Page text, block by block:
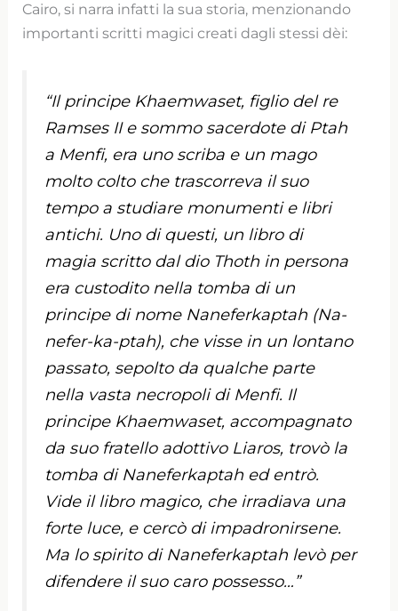
Cairo, si narra infatti la sua storia, menzionando
importanti scritti magici creati dagli stessi dèi:
“Il principe Khaemwaset, figlio del re
Ramses II e sommo sacerdote di Ptah
a Menfi, era uno scriba e un mago
molto colto che trascorreva il suo
tempo a studiare monumenti e libri
antichi. Uno di questi, un libro di
magia scritto dal dio Thoth in persona
era custodito nella tomba di un
principe di nome Naneferkaptah (Na-
nefer-ka-ptah), che visse in un lontano
passato, sepolto da qualche parte
nella vasta necropoli di Menfi. Il
principe Khaemwaset, accompagnato
da suo fratello adottivo Liaros, trovò la
tomba di Naneferkaptah ed entrò.
Vide il libro magico, che irradiava una
forte luce, e cercò di impadronirsene.
Ma lo spirito di Naneferkaptah levò per
difendere il suo caro possesso…”